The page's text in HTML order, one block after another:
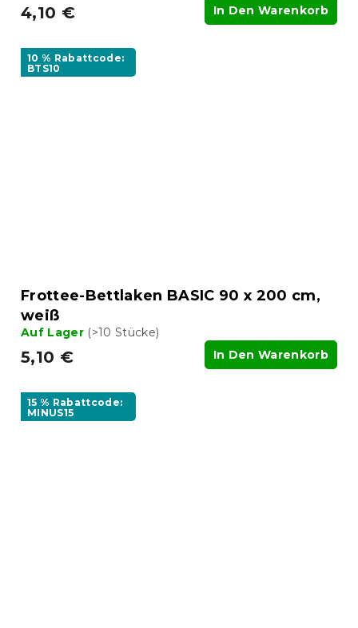
4,10 € In Den Warenkorb
10 % Rabattcode:
BTS10
Frottee-Bettlaken BASIC 90 x 200 cm,
weiß
Auf Lager (>10 Stücke)
5,10 € In Den Warenkorb
15 % Rabattcode:
MINUS15